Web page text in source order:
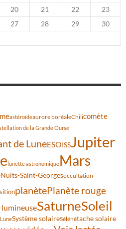
20 21 22
23
27 28 29
30
astéroïdeaurore boréaleChilicomète
de la Grande Ourse
de LuneESOISSJupiter
lunette astronomiqueMars
Nuits-Saint-Georgesoccultation
planètePlanète rouge
SaturneSoleil
Système solaireSélénétache solaire